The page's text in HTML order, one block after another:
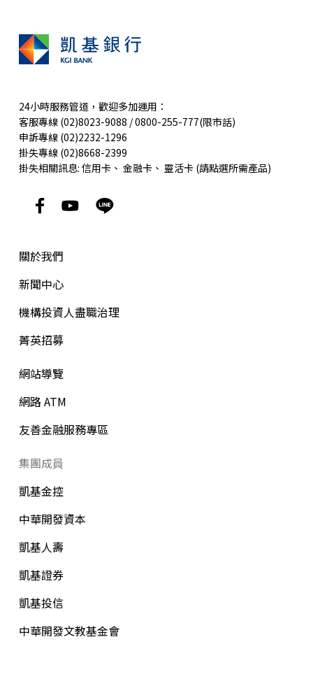
24小時服務管道，歡迎多加運用：
客服專線 (02)8023-9088 / 0800-255-777(限市話)
申訴專線 (02)2232-1296
掛失專線 (02)8668-2399
掛失相關訊息: 信用卡、 金融卡、 靈活卡(請點選所需產品)
關於我們
新聞中心
機構投資人盡職治理
菁英招募
網站導覽
網路 ATM
友善金融服務專區
集團成員
凱基金控
中華開發資本
凱基人壽
凱基證券
凱基投信
中華開發文教基金會